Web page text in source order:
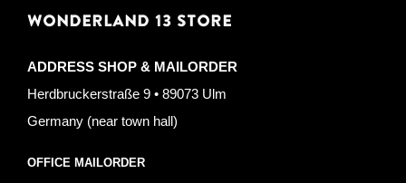
WONDERLAND 13 STORE
ADDRESS SHOP & MAILORDER
Herdbruckerstraße 9 • 89073 Ulm
Germany (near town hall)
OFFICE MAILORDER